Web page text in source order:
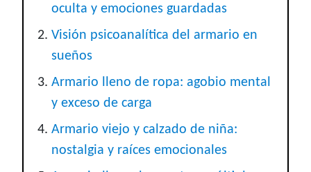
oculta y emociones guardadas
Visión psicoanalítica del armario en
sueños
Armario lleno de ropa: agobio mental
y exceso de carga
Armario viejo y calzado de niña:
nostalgia y raíces emocionales